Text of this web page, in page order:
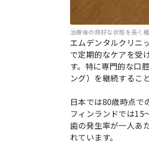
治療後の良好な状態を長く
エムデンタルクリニ
で定期的なケアを受
す。特に専門的な口
ング）を継続するこ
日本では80歳時点で
フィンランドでは15
歯の発生率が一人あ
れています。